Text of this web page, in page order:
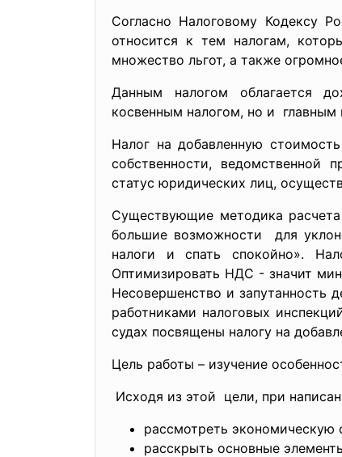
Согласно Налоговому Кодексу
относится к тем налогам,
множество льгот, а также
Данным налогом облагается
косвенным налогом, но и
Налог на добавленную
собственности, ведомственной
статус юридических лиц,
Существующие методика
большие возможности для
налоги и спать спокойно».
Оптимизировать НДС - значит
Несовершенство и запутанность
работниками налоговых
судах посвящены налогу на
Цель работы – изучение
Исходя из этой цели, при
рассмотреть экономическую
расскрыть основные